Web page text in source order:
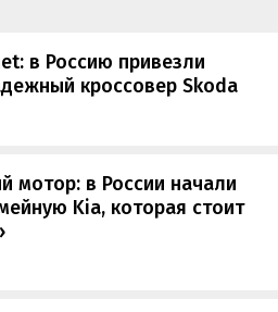
в Россию привезли
кроссовер Skoda
мотор: в России начали
Kia, которая стоит